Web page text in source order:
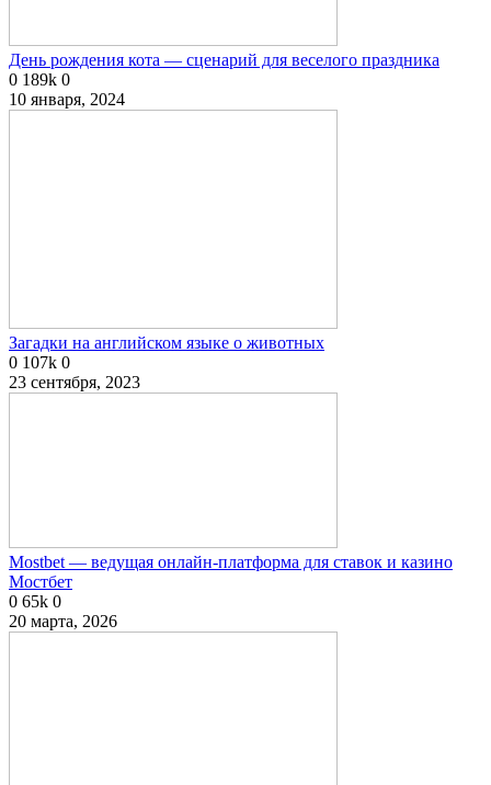
День рождения кота — сценарий для веселого праздника
0 189k 0
10 января, 2024
Загадки на английском языке о животных
0 107k 0
23 сентября, 2023
Mostbet — ведущая онлайн-платформа для ставок и казино
Мостбет
0 65k 0
20 марта, 2026